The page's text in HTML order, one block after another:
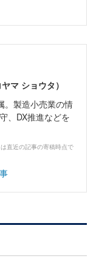
マ ショウタ）
。製造小売業の情
、DX推進などを
直近の記事の寄稿時点で